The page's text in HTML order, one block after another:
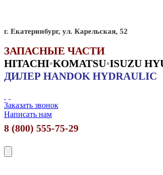
г. Екатеринбург, ул. Карельская, 52
ЗАПАСНЫЕ ЧАСТИ
HITACHI•KOMATSU•ISUZU
ДИЛЕР HANDOK HYDRAULIC
Заказать звонок
Написать нам
8 (800) 555-75-29